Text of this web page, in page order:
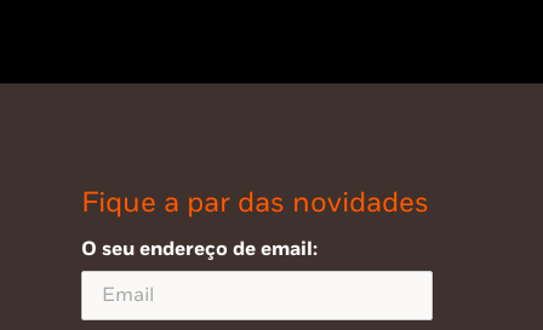
Fique a par das novidades
O seu endereço de email: